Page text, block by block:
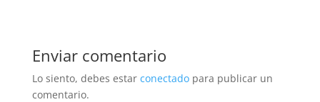
Enviar comentario
Lo siento, debes estar conectadopara publicar un
comentario.